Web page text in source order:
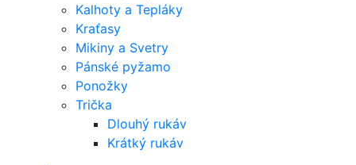
Kalhoty a Tepláky
Kraťasy
Mikiny a Svetry
Pánské pyžamo
Ponožky
Trička
Dlouhý rukáv
Krátký rukáv